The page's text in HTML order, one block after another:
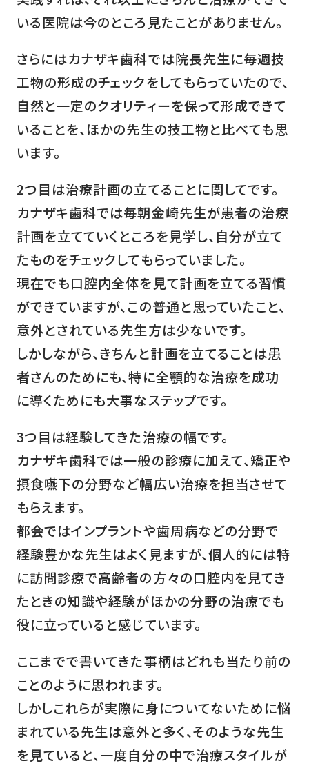
いる医院は今のところ見たことがありません。
さらにはカナザキ歯科では院長先生に毎週技
工物の形成のチェックをしてもらっていたので、
自然と一定のクオリティーを保って形成できて
いることを、ほかの先生の技工物と比べても思
います。
2つ目は治療計画の立てることに関してです。
カナザキ歯科では毎朝金崎先生が患者の治療
計画を立てていくところを見学し、自分が立て
たものをチェックしてもらっていました。
現在でも口腔内全体を見て計画を立てる習慣
ができていますが、この普通と思っていたこと、
意外とされている先生方は少ないです。
しかしながら、きちんと計画を立てることは患
者さんのためにも、特に全顎的な治療を成功
に導くためにも大事なステップです。
3つ目は経験してきた治療の幅です。
カナザキ歯科では一般の診療に加えて、矯正や
摂食嚥下の分野など幅広い治療を担当させて
もらえます。
都会ではインプラントや歯周病などの分野で
経験豊かな先生はよく見ますが、個人的には特
に訪問診療で高齢者の方々の口腔内を見てき
たときの知識や経験がほかの分野の治療でも
役に立っていると感じています。
ここまでで書いてきた事柄はどれも当たり前の
ことのように思われます。
しかしこれらが実際に身についてないために悩
まれている先生は意外と多く、そのような先生
を見ていると、一度自分の中で治療スタイルが